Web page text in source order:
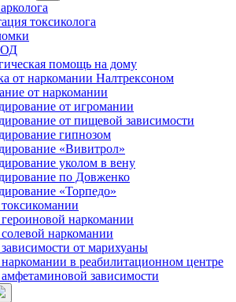
токсиколога
помощь на дому
от наркомании Налтрексоном
от наркомании
от игромании
от пищевой зависимости
гипнозом
«Вивитрол»
уколом в вену
по Довженко
«Торпедо»
наркомании
наркомании
от марихуаны
в реабилитационном центре
зависимости